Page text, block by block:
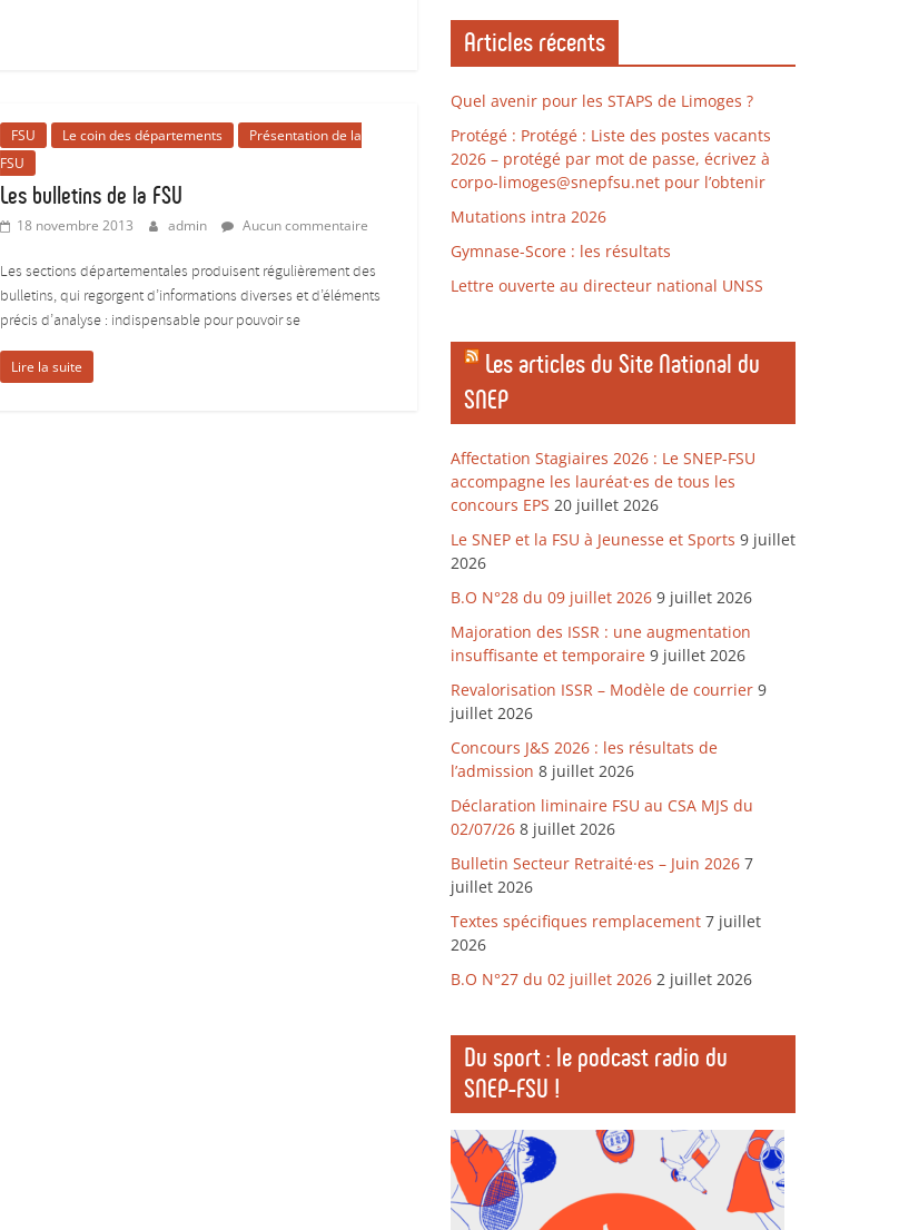
FSU Le coin des départements
Présentation de la
FSU
Les bulletins de la FSU
18 novembre 2013 admin Aucun commentaire
Les sections départementales produisent régulièrement des
bulletins, qui regorgent d’informations diverses et d’éléments
précis d’analyse : indispensable pour pouvoir se
Lire la suite
Articles récents
Quel avenir pour les STAPS de Limoges ?
Protégé : Protégé : Liste des postes vacants
2026 – protégé par mot de passe, écrivez à
corpo-limoges@snepfsu.net pour l’obtenir
Mutations intra 2026
Gymnase-Score : les résultats
Lettre ouverte au directeur national UNSS
Les articles du Site National du
SNEP
Affectation Stagiaires 2026 : Le SNEP-FSU
accompagne les lauréat·es de tous les
concours EPS 20 juillet 2026
Le SNEP et la FSU à Jeunesse et Sports 9 juillet
2026
B.O N°28 du 09 juillet 2026 9 juillet 2026
Majoration des ISSR : une augmentation
insuffisante et temporaire 9 juillet 2026
Revalorisation ISSR – Modèle de courrier 9
juillet 2026
Concours J&S 2026 : les résultats de
l’admission 8 juillet 2026
Déclaration liminaire FSU au CSA MJS du
02/07/26 8 juillet 2026
Bulletin Secteur Retraité·es – Juin 2026 7
juillet 2026
Textes spécifiques remplacement 7 juillet
2026
B.O N°27 du 02 juillet 2026 2 juillet 2026
Du sport : le podcast radio du
SNEP-FSU !